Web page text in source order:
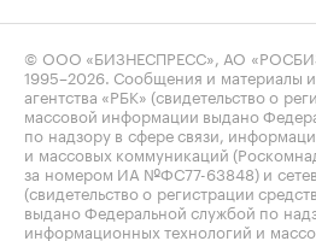
© ООО «БИЗНЕСПРЕСС», АО
1995–2026 . Сообщения и материалы
агентства «РБК» (свидетельство о
массовой информации выдано
по надзору в сфере связи,
и массовых коммуникаций
за номером ИА №ФС77-63848) и
(свидетельство о регистрации
выдано Федеральной службой по
информационных технологий и